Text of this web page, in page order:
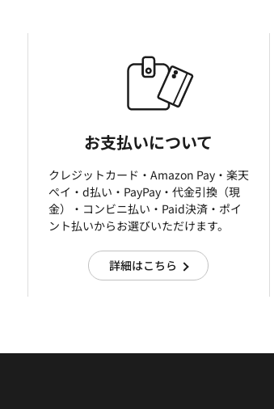
お支払いについて
クレジットカード・Amazon Pay・楽天
ぺイ・d払い・PayPay・代金引換（現
金）・コンビニ払い・Paid決済・ポイ
ント払いからお選びいただけます。
詳細はこちら